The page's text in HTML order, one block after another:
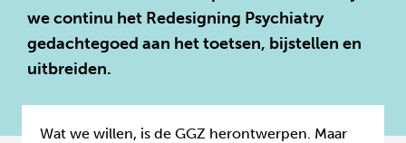
we continu het Redesigning Psychiatry
gedachtegoed aan het toetsen, bijstellen en
uitbreiden.
Wat we willen, is de GGZ herontwerpen. Maar